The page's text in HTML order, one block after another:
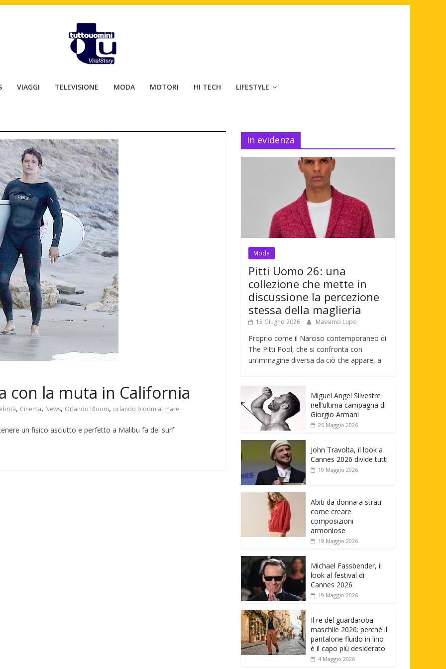
VIAGGI TELEVISIONE MODA MOTORI HI TECH LIFESTYLE
con la muta in California
, Cinema, News, Orlando Bloom, orlando bloom al mare
un fisico asciutto e perfetto a Malibu fa del surf
In evidenza
Moda
Pitti Uomo 26: una
collezione che mette in
discussione la percezione
stessa della maglieria
15 Giugno 2026 Massimo Lupo
Proprio come il Narciso contemporaneo di
The Pitti Pool, che si confronta con
un’immagine diversa da ciò che appare, a
Miguel Angel Silvestre
nell’ultima campagna di
Giorgio Armani
26 Maggio 2026
John Travolta, il look a
Cannes 2026 divide tutti
19 Maggio 2026
Abiti da donna a strati:
come creare
composizioni
armoniose
19 Maggio 2026
Michael Fassbender, il
look al festival di
Cannes 2026
19 Maggio 2026
Il re del guardaroba
maschile 2026: perché il
pantalone fluido in lino
è il capo più desiderato
4 Maggio 2026